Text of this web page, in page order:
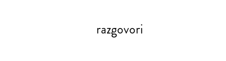
razgovori